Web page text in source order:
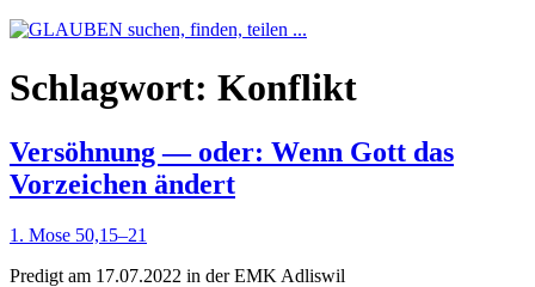
Schlagwort: Konflikt
Versöhnung — oder: Wenn Gott das
Vorzeichen ändert
1. Mose 50,15–21
Predigt am 17.07.2022 in der EMK Adliswil